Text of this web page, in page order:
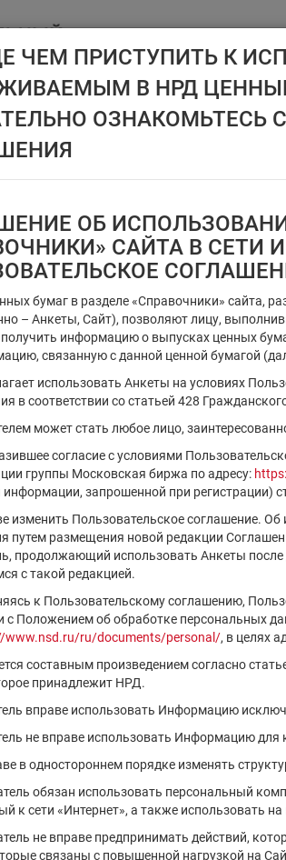
API NSD ДИСК НРД
бумаги
ЧЕМ ПРИСТУПИТЬ К
В НРД
ОЗНАКОМЬТЕСЬ
ОБ
САЙТА В СЕТИ
бумаг в разделе «Справочники» сайта,
– Анкеты, Сайт), позволяют лицу,
информацию о выпусках ценных
связанную с данной ценной бумагой
использовать Анкеты на условиях
в соответствии со статьей 428
может стать любое лицо,
согласие с условиями
группы Московская биржа по адресу:
информации, запрошенной при регистрации)
изменить Пользовательское соглашение.
путем размещения новой редакции
продолжающий использовать Анкеты после
с такой редакцией.
к Пользовательскому соглашению,
с Положением об обработке персональных
www.nsd.ru/ru/documents/personal/, в целях
составным произведением согласно
принадлежит НРД.
вправе использовать Информацию
не вправе использовать Информацию
в одностороннем порядке изменять
обязан использовать персональный
к сети «Интернет», а также использовать
не вправе предпринимать действий,
связаны с повышенной нагрузкой на
в НРД на 06.08.2026
ценных бумаг.